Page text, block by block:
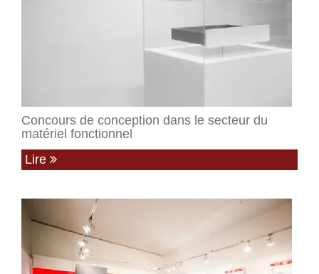
Concours de conception dans le secteur du
matériel fonctionnel
Lire